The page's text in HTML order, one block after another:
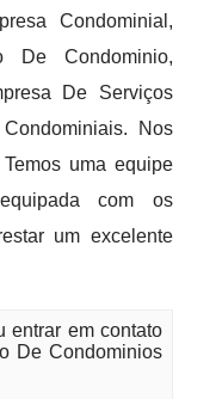
Condominial,
De Condominio,
De Serviços
Nos
uma equipe
com os
um excelente
entrar em contato
De Condominios